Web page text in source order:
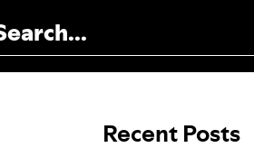
Recent Posts